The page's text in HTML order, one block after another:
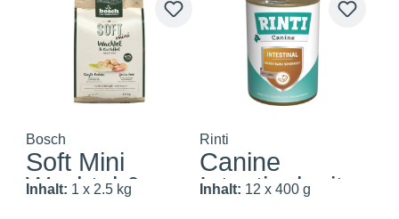
Bosch
Soft Mini
Wachtel &
Inhalt: 1 x 2.5 kg
Rinti
Canine
Intestinal mit
Inhalt: 12 x 400 g